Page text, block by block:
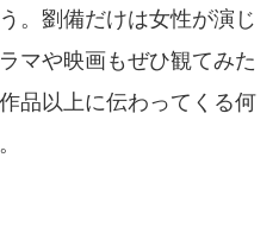
。劉備だけは女性が演じ
マや映画もぜひ観てみた
品以上に伝わってくる何